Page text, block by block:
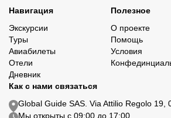
Навигация
Экскурсии
Туры
Авиабилеты
Отели
Дневник
Полезное
О проекте
Помощь
Условия
Как с нами связаться
Global Guide SAS. Via Attilio Regolo 19,
Мы открыты с 09:00 до 17:00